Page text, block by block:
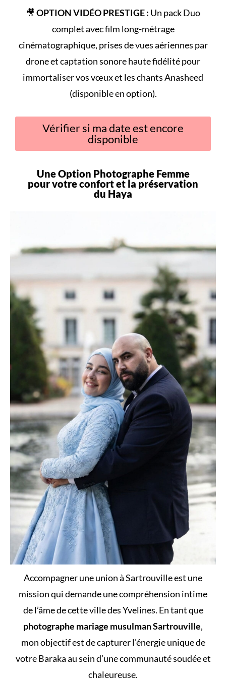
🎥 OPTION VIDÉO PRESTIGE : Un pack Duo
complet avec film long-métrage
cinématographique, prises de vues aériennes par
drone et captation sonore haute fidélité pour
immortaliser vos vœux et les chants Anasheed
(disponible en option).
Vérifier si ma date est encore
disponible
Une Option Photographe Femme
pour votreconfortet la préservation
du Haya
Accompagner une union à Sartrouville est une
mission qui demande une compréhension intime
de l’âme de cette ville des Yvelines. En tant que
photographe mariage musulman Sartrouville,
mon objectif est de capturer l’énergie unique de
votre Baraka au sein d’une communauté soudée et
chaleureuse.